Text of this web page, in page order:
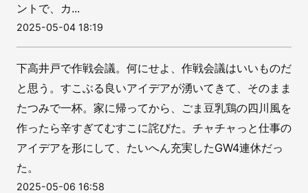
ントで、カ...
2025-05-04 18:19
下高井戸で作戦会議。何にせよ、作戦会議はいいものだ
と思う。すこぶる良いアイデアが湧いてきて、そのまま
たつみで一杯。家に帰ってから、ごま豆乳鶏の四川風を
作ったら辛すぎてむすこに詫びた。チャチャっと仕事の
アイデアを形にして、たいへん充実したGW4連休だっ
た。
2025-05-06 16:58